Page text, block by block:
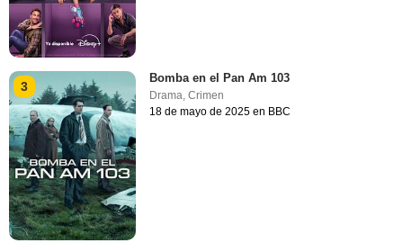
3
Bomba en el Pan Am 103
Drama ,Crimen
18 de mayo de 2025 en BBC